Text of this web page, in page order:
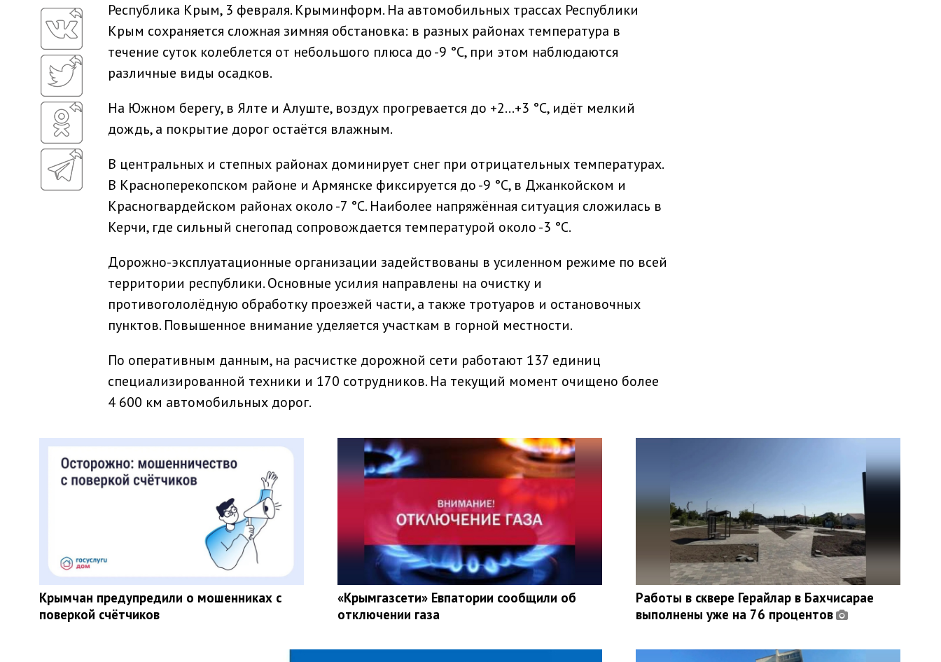
Республика Крым, 3 февраля. Крыминформ. На автомобильных трассах Республики
Крым сохраняется сложная зимняя обстановка: в разных районах температура в
течение суток колеблется от небольшого плюса до -9 °C, при этом наблюдаются
различные виды осадков.
На Южном берегу, в Ялте и Алуште, воздух прогревается до +2…+3 °C, идёт мелкий
дождь, а покрытие дорог остаётся влажным.
В центральных и степных районах доминирует снег при отрицательных температурах.
В Красноперекопском районе и Армянске фиксируется до -9 °C, в Джанкойском и
Красногвардейском районах около -7 °C. Наиболее напряжённая ситуация сложилась в
Керчи, где сильный снегопад сопровождается температурой около -3 °C.
Дорожно-эксплуатационные организации задействованы в усиленном режиме по всей
территории республики. Основные усилия направлены на очистку и
противогололёдную обработку проезжей части, а также тротуаров и остановочных
пунктов. Повышенное внимание уделяется участкам в горной местности.
По оперативным данным, на расчистке дорожной сети работают 137 единиц
специализированной техники и 170 сотрудников. На текущий момент очищено более
4 600 км автомобильных дорог.
Крымчан предупредили о мошенниках с
поверкой счётчиков
«Крымгазсети» Евпатории сообщили об
отключении газа
Работы в сквере Герайлар в Бахчисарае
выполнены уже на 76 процентов